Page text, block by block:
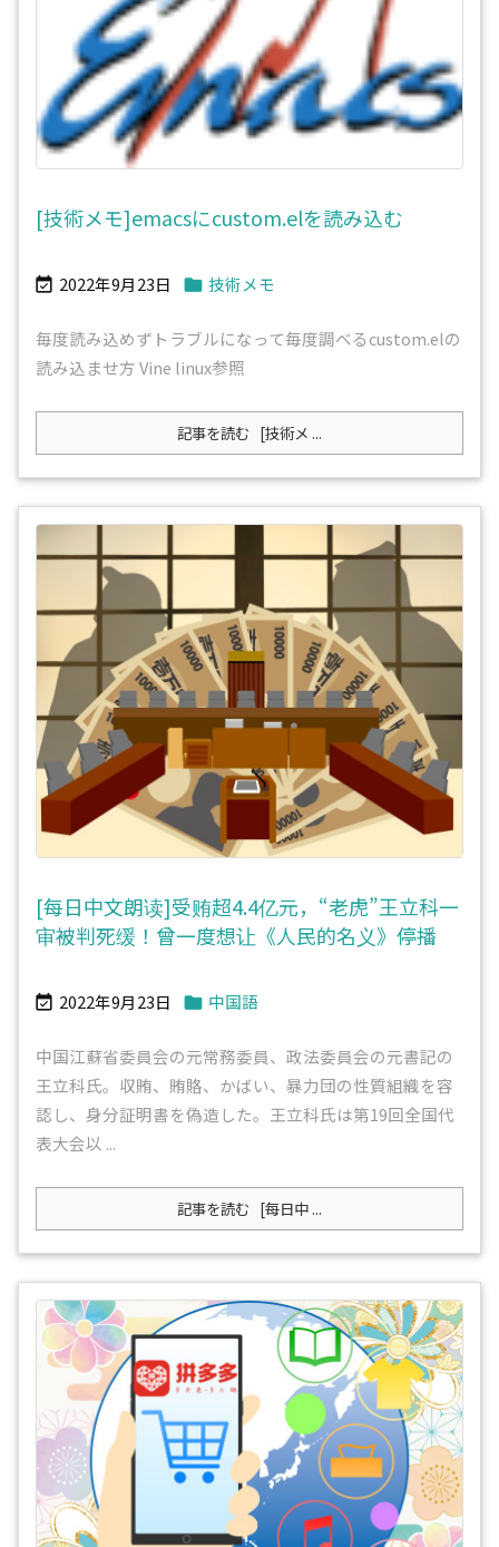
[技術メモ]emacsにcustom.elを読み込む
 2022年9月23日  技術メモ
毎度読み込めずトラブルになって毎度調べるcustom.elの
読み込ませ方 Vine linux参照
記事を読む [技術メ ...
[每日中文朗读]受贿超4.4亿元，“老虎”王立科一
审被判死缓！曾一度想让《人民的名义》停播
 2022年9月23日  中国語
中国江蘇省委員会の元常務委員、政法委員会の元書記の
王立科氏。収賄、賄賂、かばい、暴力団の性質組織を容
認し、身分証明書を偽造した。王立科氏は第19回全国代
表大会以 ...
記事を読む [每日中 ...